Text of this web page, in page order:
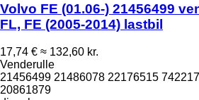
Volvo FE (01.06-) 21456499
FL, FE (2005-2014) lastbil
17,74 € ≈ 132,60 kr.
Venderulle
21456499 21486078 22176515
20861879